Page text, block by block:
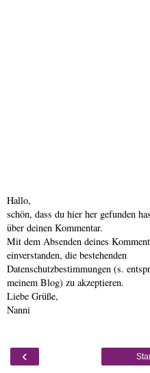
Hallo,
schön, dass du hier her gefunden
über deinen Kommentar.
Mit dem Absenden deines
einverstanden, die bestehenden
Datenschutzbestimmungen (s.
meinem Blog) zu akzeptieren.
Liebe Grüße,
Nanni
‹